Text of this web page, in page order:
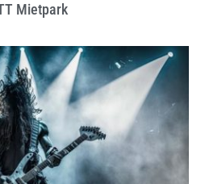
Mietpark